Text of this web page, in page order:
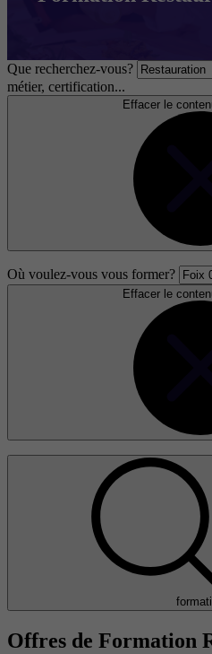
Que recherchez-vous?
métier, certification...
Effacer le
Où voulez-vous vous former?
Effacer le
Offres de Formation